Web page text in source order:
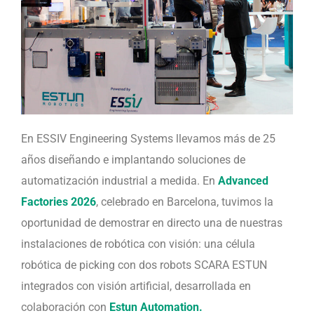
En ESSIV Engineering Systems llevamos más de 25
años diseñando e implantando soluciones de
automatización industrial a medida. En Advanced
Factories 2026, celebrado en Barcelona, tuvimos la
oportunidad de demostrar en directo una de nuestras
instalaciones de robótica con visión: una célula
robótica de picking con dos robots SCARA ESTUN
integrados con visión artificial, desarrollada en
colaboración con Estun Automation.